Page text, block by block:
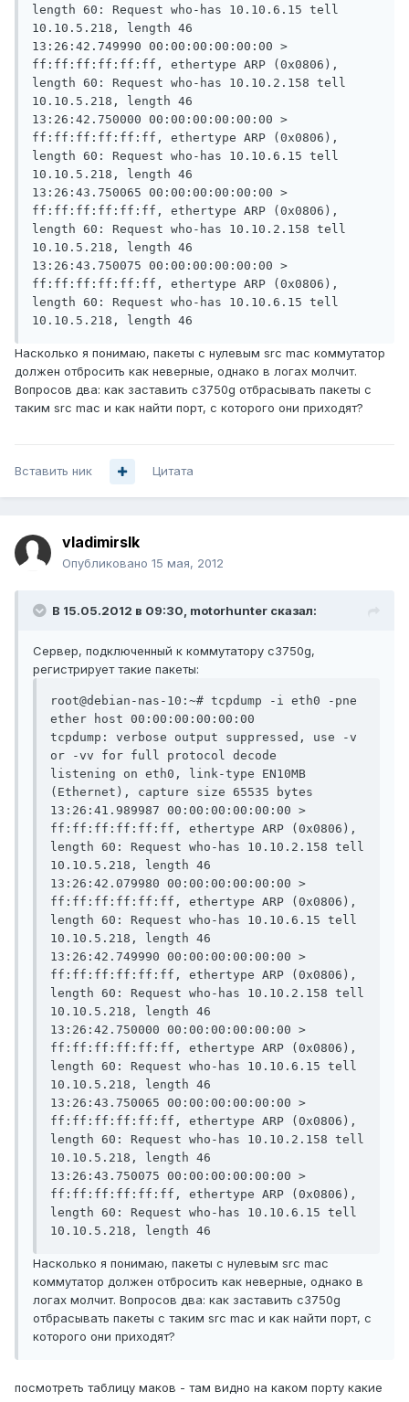
length 60: Request who-has 10.10.6.15 tell
10.10.5.218, length 46
13:26:42.749990 00:00:00:00:00:00 >
ff:ff:ff:ff:ff:ff, ethertype ARP (0x0806),
length 60: Request who-has 10.10.2.158 tell
10.10.5.218, length 46
13:26:42.750000 00:00:00:00:00:00 >
ff:ff:ff:ff:ff:ff, ethertype ARP (0x0806),
length 60: Request who-has 10.10.6.15 tell
10.10.5.218, length 46
13:26:43.750065 00:00:00:00:00:00 >
ff:ff:ff:ff:ff:ff, ethertype ARP (0x0806),
length 60: Request who-has 10.10.2.158 tell
10.10.5.218, length 46
13:26:43.750075 00:00:00:00:00:00 >
ff:ff:ff:ff:ff:ff, ethertype ARP (0x0806),
length 60: Request who-has 10.10.6.15 tell
10.10.5.218, length 46
Насколько я понимаю, пакеты с нулевым src mac коммутатор
должен отбросить как неверные, однако в логах молчит.
Вопросов два: как заставить c3750g отбрасывать пакеты с
таким src mac и как найти порт, с которого они приходят?
Вставить ник Цитата
vladimirslk
Опубликовано 15 мая, 2012
В 15.05.2012 в 09:30, motorhunter сказал:
Сервер, подключенный к коммутатору c3750g,
регистрирует такие пакеты:
root@debian-nas-10:~# tcpdump -i eth0 -pne
ether host 00:00:00:00:00:00
tcpdump: verbose output suppressed, use -v
or -vv for full protocol decode
listening on eth0, link-type EN10MB
(Ethernet), capture size 65535 bytes
13:26:41.989987 00:00:00:00:00:00 >
ff:ff:ff:ff:ff:ff, ethertype ARP (0x0806),
length 60: Request who-has 10.10.2.158 tell
10.10.5.218, length 46
13:26:42.079980 00:00:00:00:00:00 >
ff:ff:ff:ff:ff:ff, ethertype ARP (0x0806),
length 60: Request who-has 10.10.6.15 tell
10.10.5.218, length 46
13:26:42.749990 00:00:00:00:00:00 >
ff:ff:ff:ff:ff:ff, ethertype ARP (0x0806),
length 60: Request who-has 10.10.2.158 tell
10.10.5.218, length 46
13:26:42.750000 00:00:00:00:00:00 >
ff:ff:ff:ff:ff:ff, ethertype ARP (0x0806),
length 60: Request who-has 10.10.6.15 tell
10.10.5.218, length 46
13:26:43.750065 00:00:00:00:00:00 >
ff:ff:ff:ff:ff:ff, ethertype ARP (0x0806),
length 60: Request who-has 10.10.2.158 tell
10.10.5.218, length 46
13:26:43.750075 00:00:00:00:00:00 >
ff:ff:ff:ff:ff:ff, ethertype ARP (0x0806),
length 60: Request who-has 10.10.6.15 tell
10.10.5.218, length 46
Насколько я понимаю, пакеты с нулевым src mac
коммутатор должен отбросить как неверные, однако в
логах молчит. Вопросов два: как заставить c3750g
отбрасывать пакеты с таким src mac и как найти порт, с
которого они приходят?
посмотреть таблицу маков - там видно на каком порту какие